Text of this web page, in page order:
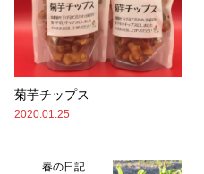
菊芋チップス
2020.01.25
春の日記